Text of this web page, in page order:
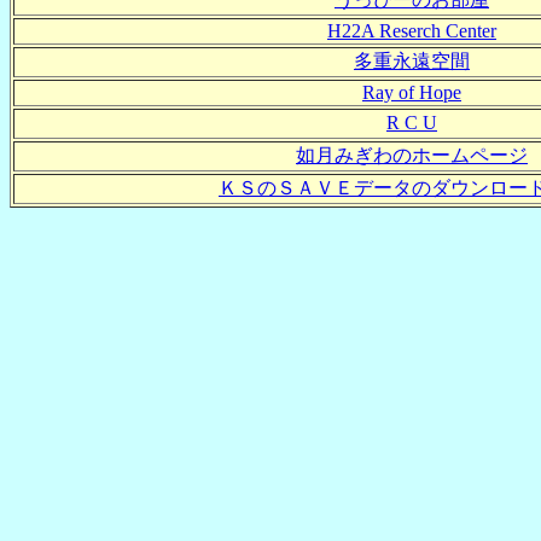
H22A Reserch Center
多重永遠空間
Ray of Hope
R C U
如月みぎわのホームページ
ＫＳのＳＡＶＥデータのダウンロー